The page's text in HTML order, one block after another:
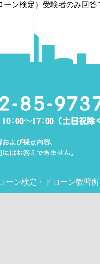
ーン検定）受験者のみ回答
ーン検定 ・ ドローン教習所